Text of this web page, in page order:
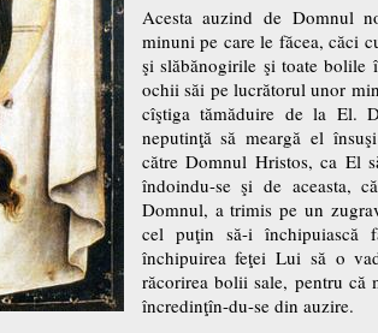
Acesta auzind de Domnul
minuni pe care le făcea, căci
şi slăbănogirile şi toate bolile
ochii săi pe lucrătorul unor
cîştiga tămăduire de la El.
neputinţă să meargă el
către Domnul Hristos, ca El
îndoindu-se şi de aceasta,
Domnul, a trimis pe un
cel puţin să-i închipuiască
închipuirea feţei Lui să o
răcorirea bolii sale, pentru că
încredinţîn-du-se din auzire.